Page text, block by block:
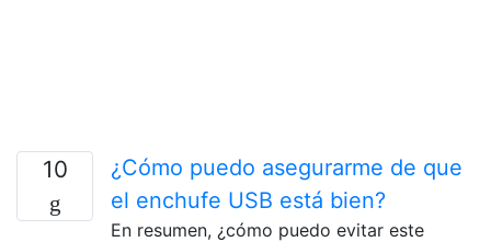
10
¿Cómo puedo asegurarme de que
el enchufe USB está bien?
En resumen, ¿cómo puedo evitar este